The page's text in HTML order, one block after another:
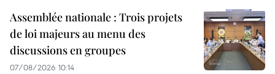
Assemblée nationale : Trois projets
de loi majeurs au menu des
discussions en groupes
07/08/2026 10:14